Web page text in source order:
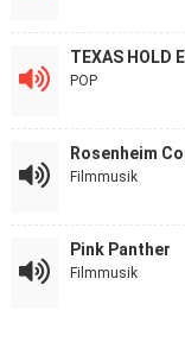
TEXAS HOLD
POP
Rosenheim
Filmmusik
Pink Panther
Filmmusik